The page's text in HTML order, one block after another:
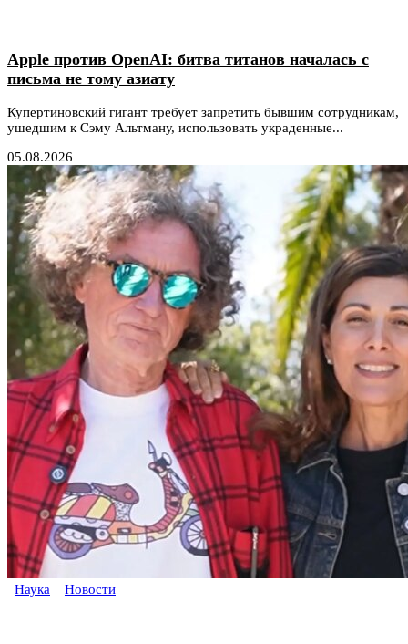
Apple против OpenAI: битва титанов началась с
письма не тому азиату
Купертиновский гигант требует запретить бывшим сотрудникам,
ушедшим к Сэму Альтману, использовать украденные...
05.08.2026
Наука Новости